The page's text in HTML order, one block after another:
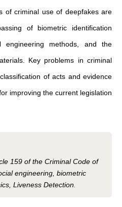
of criminal use of deepfakes are
of biometric identification
methods, and the
Key problems in criminal
of acts and evidence
improving the current legislation
159 of the Criminal Code of
engineering, biometric
Liveness Detection.